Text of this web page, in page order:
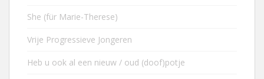
She (für Marie-Therese)
Vrije Progressieve Jongeren
Heb u ook al een nieuw / oud (doof)potje